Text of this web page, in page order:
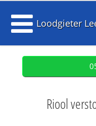
Loodgieter
Riool